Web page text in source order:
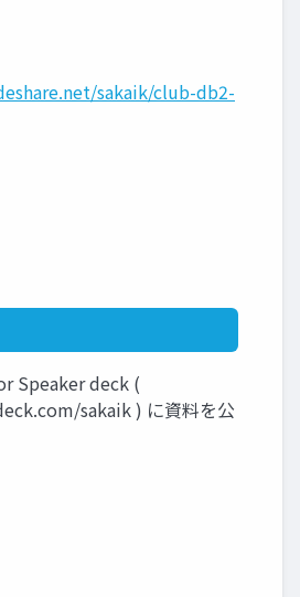
sakaik/club-db2-
Speaker deck (
sakaik ) に資料を公